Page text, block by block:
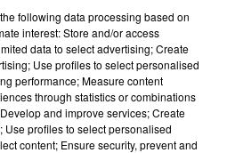
Voir plus
figure
de
féminin
following data processing based on
interest: Store and/or access
data to select advertising; Create
Use profiles to select personalised
performance; Measure content
through statistics or combinations
and improve services; Create
profiles to select personalised
content; Ensure security, prevent and